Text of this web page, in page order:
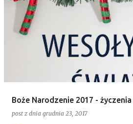
dotychczasowa
Boże Narodzenie 2017 - życzenia
post z dnia grudnia 23, 2017